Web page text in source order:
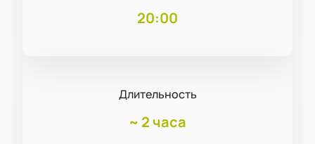
20:00
Длительность
~ 2 часа